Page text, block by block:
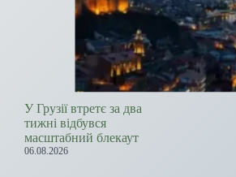
У Грузії втретє за два
тижні відбувся
масштабний блекаут
06.08.2026